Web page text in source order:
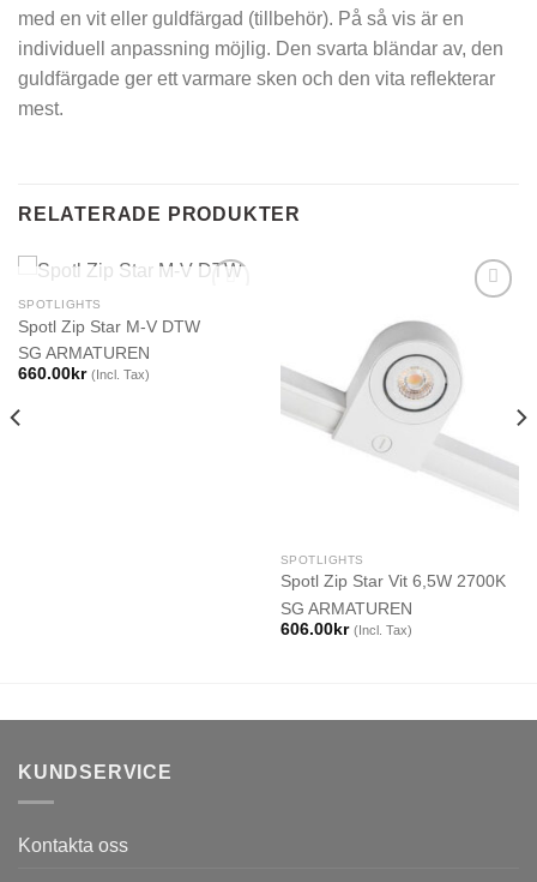
med en vit eller guldfärgad (tillbehör). På så vis är en
individuell anpassning möjlig. Den svarta bländar av, den
guldfärgade ger ett varmare sken och den vita reflekterar
mest.
RELATERADE PRODUKTER
SLUT I LAGER
SPOTLIGHTS
Spotl Zip Star M-V DTW
SG ARMATUREN
660.00kr (Incl. Tax)
SPOTLIGHTS
Spotl Zip Star Vit 6,5W 2700K
SG ARMATUREN
606.00kr (Incl. Tax)
KUNDSERVICE
Kontakta oss